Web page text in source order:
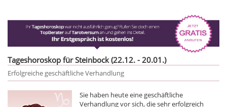
Tageshoroskop für Steinbock (22.12. - 20.01.)
Erfolgreiche geschäftliche Verhandlung
Sie haben heute eine geschäftliche
Verhandlung vor sich, die sehr erfolgreich